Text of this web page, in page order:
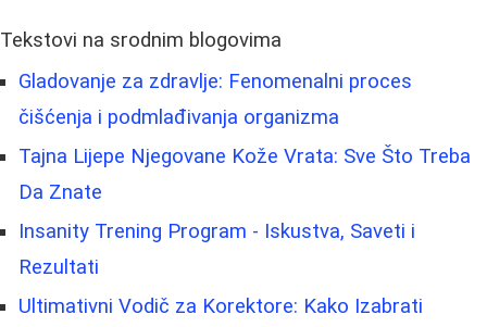
Tekstovi na srodnim blogovima
Gladovanje za zdravlje: Fenomenalni proces
čišćenja i podmlađivanja organizma
Tajna Lijepe Njegovane Kože Vrata: Sve Što Treba
Da Znate
Insanity Trening Program - Iskustva, Saveti i
Rezultati
Ultimativni Vodič za Korektore: Kako Izabrati